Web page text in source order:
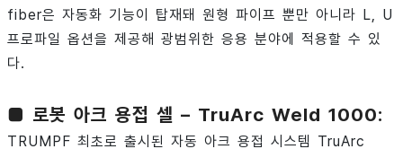
fiber은 자동화 기능이 탑재돼 원형 파이프 뿐만 아니라 L, U
프로파일 옵션을 제공해 광범위한 응용 분야에 적용할 수 있
다.
■ 로봇 아크 용접 셀 – TruArc Weld 1000:
TRUMPF 최초로 출시된 자동 아크 용접 시스템 TruArc